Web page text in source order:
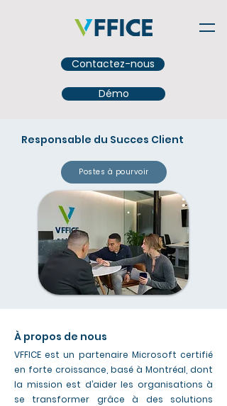
Contactez-nous
Démo
Responsable du Succes Client
Postes à pourvoir
À propos de nous
VFFICE est un partenaire Microsoft certifié
en forte croissance, basé à Montréal, dont
la mission est d’aider les organisations à
se transformer grâce à des solutions